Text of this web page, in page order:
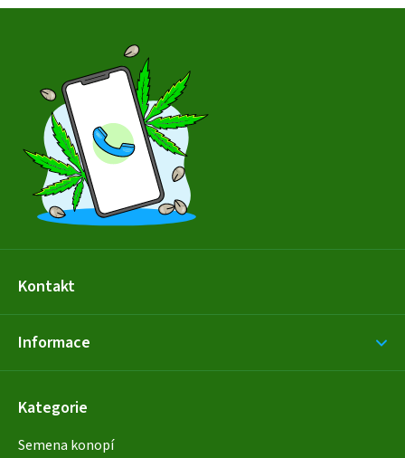
Kontakt
Informace
Kategorie
Semena konopí